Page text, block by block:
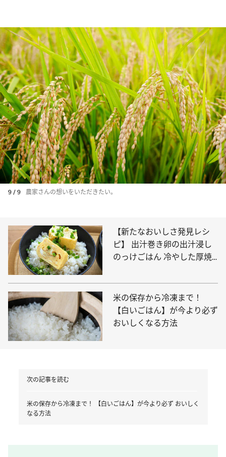
9 / 9 農家さんの想いをいただきたい。
【新たなおいしさ発見レシ
ピ】 出汁巻き卵の出汁浸し
のっけごはん 冷やした厚焼
米の保存から冷凍まで！
【白いごはん】が今より必ず
おいしくなる方法
次の記事を読む
米の保存から冷凍まで！ 【白いごはん】が今より必ず おいしく
なる方法